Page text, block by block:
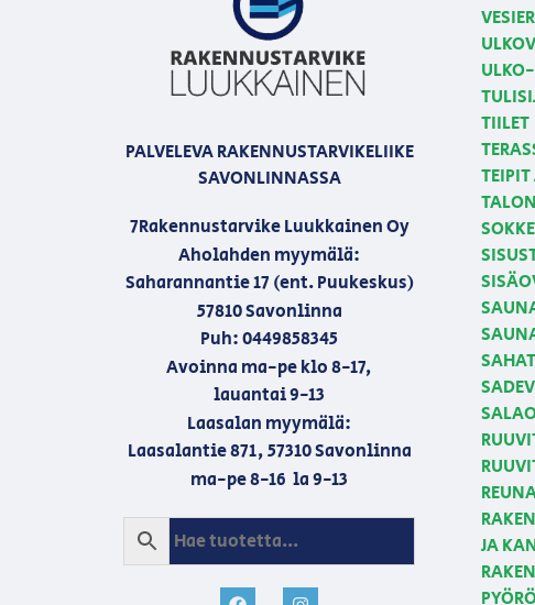
PALVELEVA RAKENNUSTARVIKELIIKE
SAVONLINNASSA
7Rakennustarvike Luukkainen Oy
Aholahden myymälä:
Saharannantie 17 (ent. Puukeskus)
57810 Savonlinna
Puh: 0449858345
Avoinna ma-pe klo 8-17,
lauantai 9-13
Laasalan myymälä:
Laasalantie 871, 57310 Savonlinna
ma-pe 8-16 la 9-13
TIILET
JA